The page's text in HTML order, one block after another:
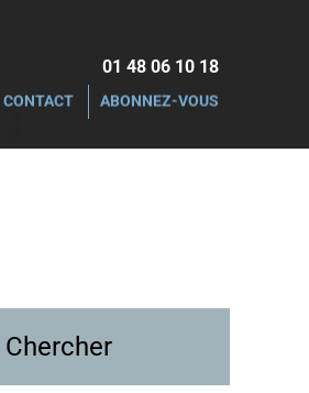
01 48 06 10 18‬
CONTACT ABONNEZ-VOUS